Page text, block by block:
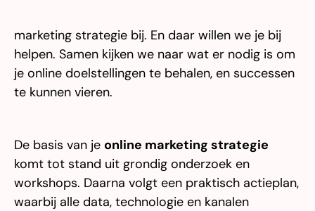
marketing strategie bij. En daar willen we je bij
helpen. Samen kijken we naar wat er nodig is om
je online doelstellingen te behalen, en successen
te kunnen vieren.
De basis van je online marketing strategie
komt tot stand uit grondig onderzoek en
workshops. Daarna volgt een praktisch actieplan,
waarbij alle data, technologie en kanalen